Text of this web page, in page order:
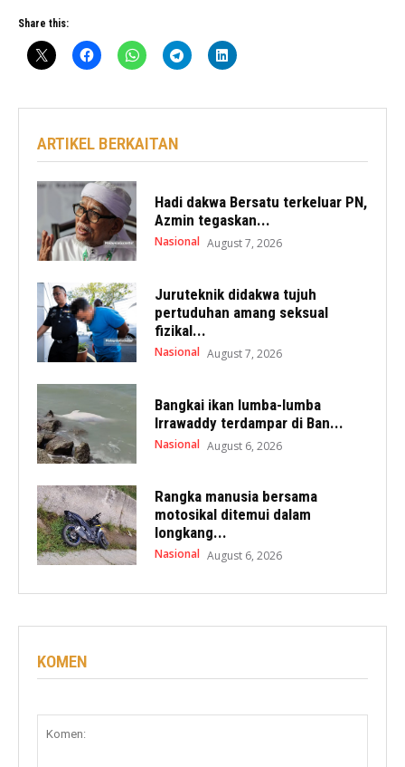
Share this:
ARTIKEL BERKAITAN
Hadi dakwa Bersatu terkeluar PN,
Azmin tegaskan...
Nasional August 7, 2026
Juruteknik didakwa tujuh
pertuduhan amang seksual
fizikal...
Nasional August 7, 2026
Bangkai ikan lumba-lumba
Irrawaddy terdampar di Ban...
Nasional August 6, 2026
Rangka manusia bersama
motosikal ditemui dalam
longkang...
Nasional August 6, 2026
KOMEN